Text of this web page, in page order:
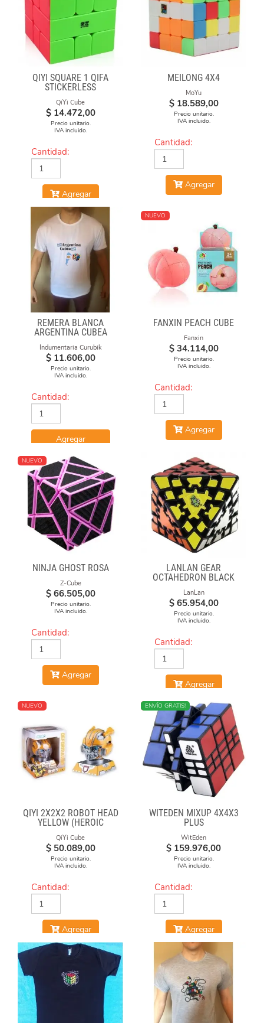
QIYI SQUARE 1 QIFA
STICKERLESS
QiYi Cube
$ 14.472,00
Precio unitario.
IVA incluido.
Cantidad:
Agregar
MEILONG 4X4
MoYu
$ 18.589,00
Precio unitario.
IVA incluido.
Cantidad:
Agregar
REMERA BLANCA
ARGENTINA CUBEA
Indumentaria Curubik
$ 11.606,00
Precio unitario.
IVA incluido.
Cantidad:
Agregar
NUEVO
FANXIN PEACH CUBE
Fanxin
$ 34.114,00
Precio unitario.
IVA incluido.
Cantidad:
Agregar
NUEVO
NINJA GHOST ROSA
Z-Cube
$ 66.505,00
Precio unitario.
IVA incluido.
Cantidad:
Agregar
LANLAN GEAR
OCTAHEDRON BLACK
LanLan
$ 65.954,00
Precio unitario.
IVA incluido.
Cantidad:
Agregar
NUEVO
QIYI 2X2X2 ROBOT HEAD
YELLOW (HEROIC
LEADER)
QiYi Cube
$ 50.089,00
Precio unitario.
IVA incluido.
Cantidad:
Agregar
NUEVO
ENVÍO GRATIS!
WITEDEN MIXUP 4X4X3
PLUS
WitEden
$ 159.976,00
Precio unitario.
IVA incluido.
Cantidad:
Agregar